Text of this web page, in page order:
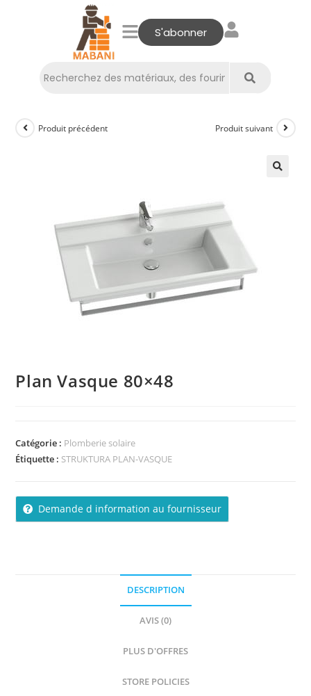
S'abonner
Produit précédent Produit suivant
Plan Vasque 80×48
Catégorie : Plomberie solaire
Étiquette : STRUKTURA PLAN-VASQUE
Demande d information au fournisseur
DESCRIPTION
AVIS (0)
PLUS D'OFFRES
STORE POLICIES